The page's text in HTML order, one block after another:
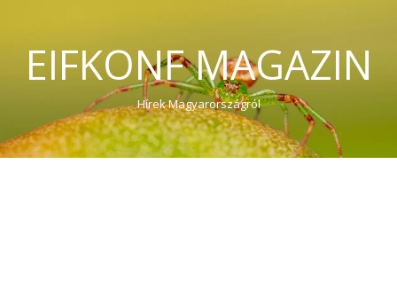
EIFKONF MAGAZIN
Hírek Magyarországról